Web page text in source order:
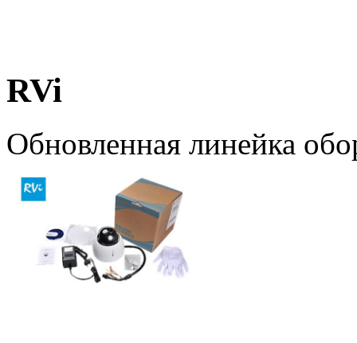
RVi
Обновленная линейка